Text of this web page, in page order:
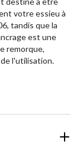
votre essieu à
tandis que la
est une
remorque,
l'utilisation.